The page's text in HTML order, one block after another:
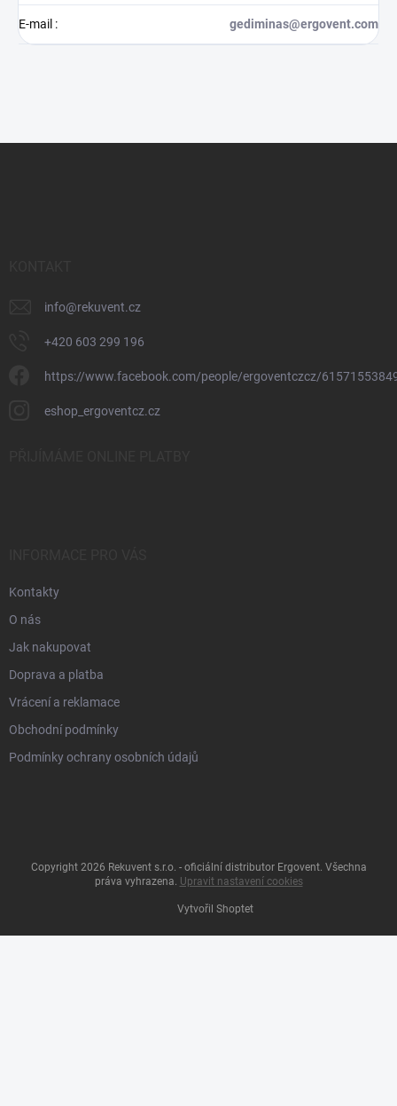
E-mail : gediminas@ergovent.com
info@rekuvent.cz
+420 603 299 196
https://www.facebook.com/people/ergoventczcz/
eshop_ergoventcz.cz
Kontakty
O nás
Jak nakupovat
Doprava a platba
Vrácení a reklamace
Obchodní podmínky
Podmínky ochrany osobních údajů
Vytvořil Shoptet
Copyright 2026 Rekuvent s.r.o. - oficiální distributor Ergovent. Všechna
práva vyhrazena. Upravit nastavení cookies